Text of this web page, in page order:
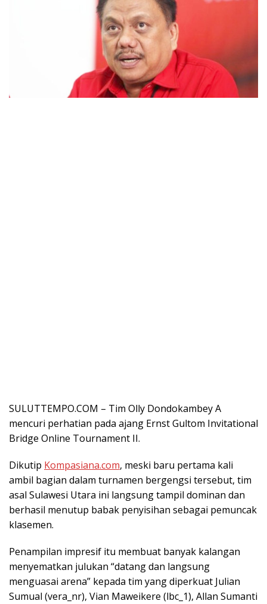
SULUTTEMPO.COM – Tim Olly Dondokambey A
mencuri perhatian pada ajang Ernst Gultom Invitational
Bridge Online Tournament II.
Dikutip Kompasiana.com, meski baru pertama kali
ambil bagian dalam turnamen bergengsi tersebut, tim
asal Sulawesi Utara ini langsung tampil dominan dan
berhasil menutup babak penyisihan sebagai pemuncak
klasemen.
Penampilan impresif itu membuat banyak kalangan
menyematkan julukan “datang dan langsung
menguasai arena” kepada tim yang diperkuat Julian
Sumual (vera_nr), Vian Maweikere (lbc_1), Allan Sumanti